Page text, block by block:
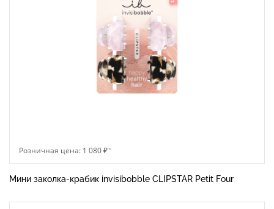
Розничная цена: 1 080 ₽*
Мини заколка-крабик invisibobble CLIPSTAR Petit Four